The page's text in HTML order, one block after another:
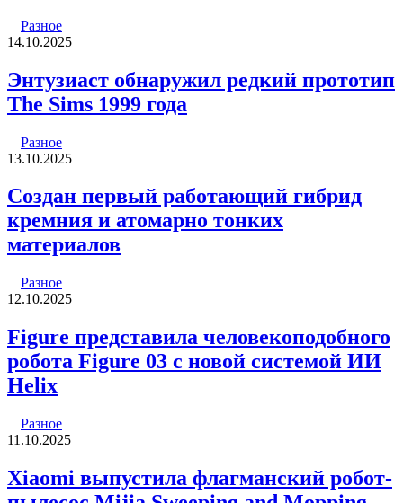
Разное
14.10.2025
Энтузиаст обнаружил редкий прототип
The Sims 1999 года
Разное
13.10.2025
Создан первый работающий гибрид
кремния и атомарно тонких
материалов
Разное
12.10.2025
Figure представила человекоподобного
робота Figure 03 с новой системой ИИ
Helix
Разное
11.10.2025
Xiaomi выпустила флагманский робот-